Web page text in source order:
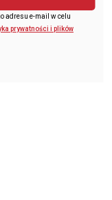
adresu e-mail w celu
prywatności i plików